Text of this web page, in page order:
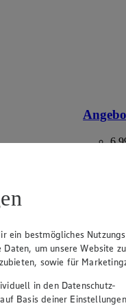
(1 kg =
10,5%
ein bestmögliches
um unsere Website zu
sowie für
in den Datenschutz-
Basis deiner